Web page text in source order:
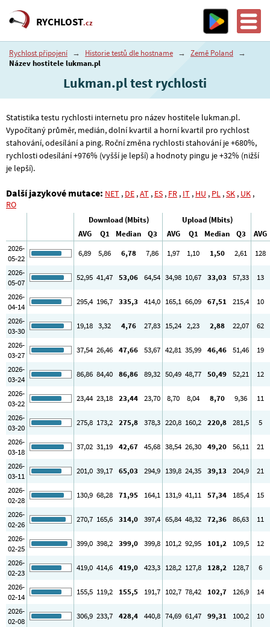
RYCHLOST.cz
Rychlost připojení → Historie testů dle hostname → Země Poland →
Název hostitele lukman.pl
Lukman.pl test rychlosti
Statistika testu rychlosti internetu pro název hostitele lukman.pl.
Vypočítaný průměr, medián, dolní kvartil a horní kvartil pro rychlost
stahování, odesílání a ping. Roční změna rychlosti stahování je +680%,
rychlosti odesílání +976% (vyšší je lepší) a hodnoty pingu je +32% (nižší
je lepší).
Další jazykové mutace: NET , DE ,AT , ES , FR , IT , HU , PL ,SK , UK ,
RO
Download (Mbits)
Upload (Mbits)
AVG
Q1 Median Q3 AVG Q1 Median Q3
AVG
2026-
05-22
6,89 5,86 6,78 7,86 1,97 1,10 1,50 2,61
128
2026-
05-07
52,95 41,47 53,06 64,54 34,98 10,67 33,03 57,33
13
2026-
04-14
295,4 196,7 335,3 414,0 165,1 66,09 67,51 215,4
10
2026-
03-30
19,18 3,32 4,76 27,83 15,24 2,23 2,88 22,07
62
2026-
03-27
37,54 26,46 47,66 53,67 42,81 35,99 46,46 51,46
19
2026-
03-24
86,86 84,40 86,86 89,32 50,49 48,77 50,49 52,21
12
2026-
03-22
23,44 23,18 23,44 23,70 8,70 8,04 8,70 9,36
11
2026-
03-20
275,8 173,2 275,8 378,3 220,8 160,2 220,8 281,5
5
2026-
03-18
37,02 31,19 42,67 45,68 38,54 26,30 49,20 56,11
21
2026-
03-11
201,0 39,17 65,03 294,9 139,8 24,35 39,13 204,9
21
2026-
02-28
130,9 68,28 71,95 164,1 131,9 41,11 57,34 185,4
15
2026-
02-26
270,7 165,6 314,0 397,4 65,84 48,32 72,36 86,63
11
2026-
02-25
399,0 398,2 399,0 399,8 101,2 92,95 101,2 109,5
12
2026-
02-23
419,0 414,6 419,0 423,3 128,2 127,8 128,2 128,7
6
2026-
02-14
155,5 119,2 155,5 191,7 102,7 78,42 102,7 126,9
14
2026-
02-08
306,9 233,7 428,4 440,8 74,69 61,47 99,31 100,2
10